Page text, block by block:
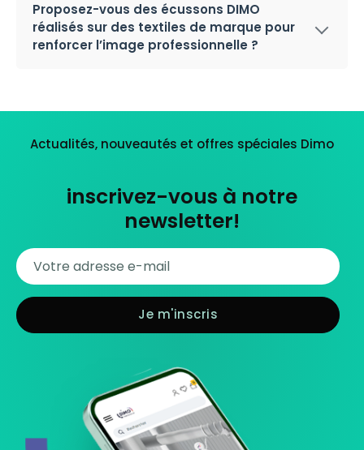
Proposez-vous des écussons DIMO
réalisés sur des textiles de marque pour
renforcer l’image professionnelle ?
Actualités, nouveautés et offres spéciales Dimo
inscrivez-vous à notre
newsletter!